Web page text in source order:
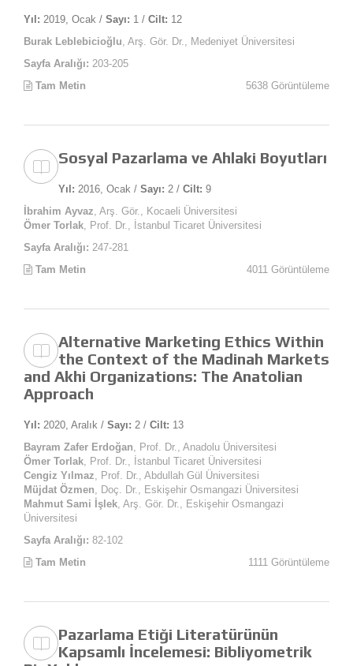
Yıl: 2019, Ocak / Sayı: 1 / Cilt: 12
Burak Leblebicioğlu , Arş. Gör. Dr., Medeniyet Üniversitesi
Sayfa Aralığı: 203-205
Tam Metin
5638 Görüntüleme
Sosyal Pazarlama ve Ahlaki Boyutları
Yıl: 2016, Ocak / Sayı: 2 / Cilt: 9
İbrahim Ayvaz , Arş. Gör., Kocaeli Üniversitesi
Ömer Torlak , Prof. Dr., İstanbul Ticaret Üniversitesi
Sayfa Aralığı: 247-281
Tam Metin
4011 Görüntüleme
Alternative Marketing Ethics Within
the Context of the Madinah Markets
and Akhi Organizations: The Anatolian
Approach
Yıl: 2020, Aralık / Sayı: 2 / Cilt: 13
Bayram Zafer Erdoğan , Prof. Dr., Anadolu Üniversitesi
Ömer Torlak , Prof. Dr., İstanbul Ticaret Üniversitesi
Cengiz Yılmaz , Prof. Dr., Abdullah Gül Üniversitesi
Müjdat Özmen , Doç. Dr., Eskişehir Osmangazi Üniversitesi
Mahmut Sami İşlek , Arş. Gör. Dr., Eskişehir Osmangazi
Üniversitesi
Sayfa Aralığı: 82-102
Tam Metin
1111 Görüntüleme
Pazarlama Etiği Literatürünün
Kapsamlı İncelemesi: Bibliyometrik